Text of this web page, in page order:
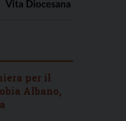
per il
Albano,